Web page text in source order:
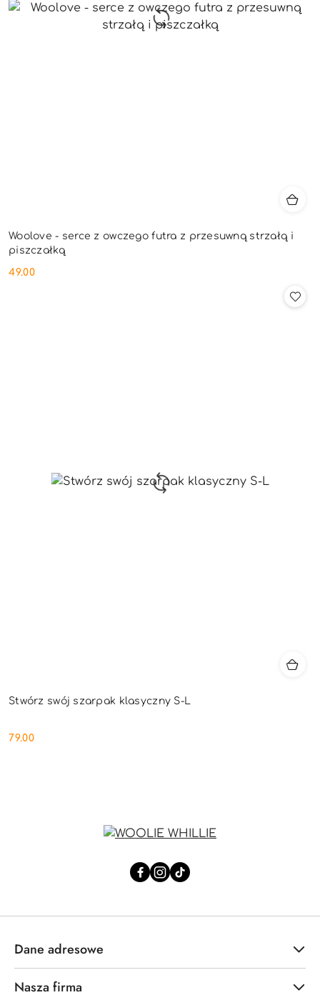
Woolove - serce z owczego futra z przesuwną strzałą i
piszczałką
Cena:
49.00
Stwórz swój szarpak klasyczny S-L
Cena:
79.00
Dane adresowe
Nasza firma